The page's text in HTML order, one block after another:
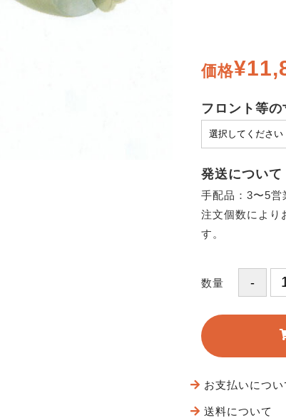
価格
フロント等
発送について
手配品：3〜5営
注文個数により
す。
数量
お支払いについ
送料について